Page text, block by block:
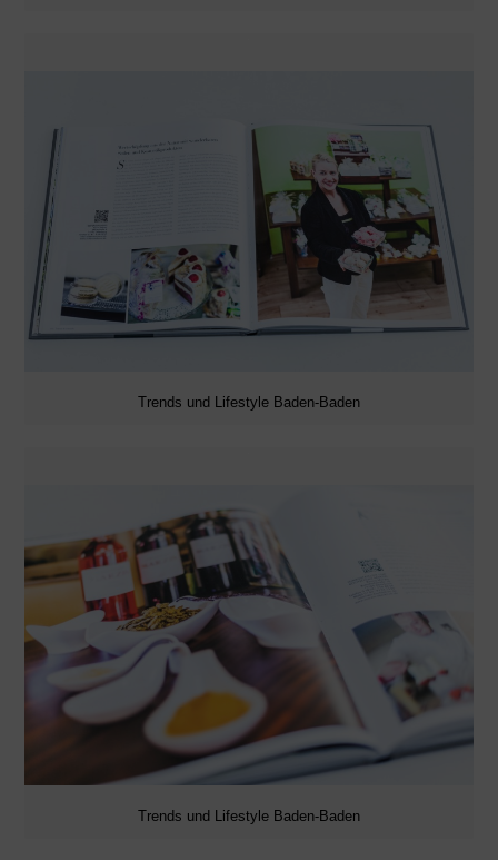
Trends und Lifestyle Baden-Baden
Trends und Lifestyle Baden-Baden